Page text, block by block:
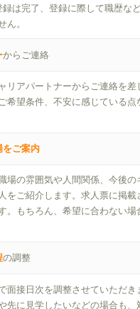
は完了、登録に際して職歴な
ん。
からご連絡
リアパートナーからご連絡を差
希望条件、不安に感じている点
をご案内
場の雰囲気や人間関係、今後の
をご紹介します。求人票に掲載
。もちろん、希望に合わない場
の調整
面接日次を調整させていただき
先に見学したいなどの場合も、